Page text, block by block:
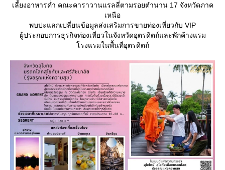
เลี้ยงอาหารค่ำ คณะคาราวานแรลลี่ตามรอยตำนาน 17 จังหวัดภาค
เหนือ
พบปะแลกเปลี่ยนข้อมูลส่งเสริมการขายท่องเที่ยวกับ VIP
ผู้ประกอบการธุรกิจท่องเที่ยวในจังหวัดอุตรดิตถ์และพักค้างแรม
รงแรมในพื้นที่อุตรดิตถ์